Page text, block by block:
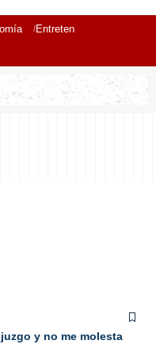
Entretenimiento
y no me molesta